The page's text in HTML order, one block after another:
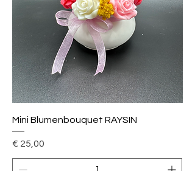
Mini Blumenbouquet RAYSIN
Preis
€ 25,00